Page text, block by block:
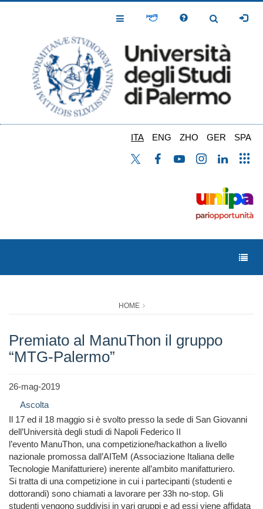
Toggle
Toggle
ITA ENG ZHO GER SPA
HOME
Premiato al ManuThon il gruppo
“MTG-Palermo”
26-mag-2019
Ascolta
Il 17 ed il 18 maggio si è svolto presso la sede di San Giovanni
dell’Università degli studi di Napoli Federico II
l’evento ManuThon, una competizione/hackathon a livello
nazionale promossa dall’AITeM (Associazione Italiana delle
Tecnologie Manifatturiere) inerente all’ambito manifatturiero.
Si tratta di una competizione in cui i partecipanti (studenti e
dottorandi) sono chiamati a lavorare per 33h no-stop. Gli
studenti vengono suddivisi in vari gruppi e ad essi viene affidata